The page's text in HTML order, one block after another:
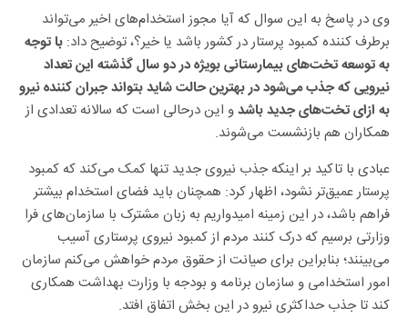
وی در پاسخ به این سوال که آیا مجوز استخدام‌های اخیر می‌تواند
برطرف کننده کمبود پرستار در کشور باشد یا خیر؟، توضیح داد: با توجه
به توسعه تخت‌های بیمارستانی بویژه در دو سال گذشته این تعداد
نیرویی که جذب می‌شود در بهترین حالت شاید بتواند جبران کننده نیرو
به ازای تخت‌های جدید باشدو این درحالی است که سالانه تعدادی از
همکاران هم بازنشست می‌شوند.
عبادی با تاکید بر اینکه جذب نیروی جدید تنها کمک می‌کند که کمبود
پرستار عمیق‌تر نشود، اظهار کرد: همچنان باید فضای استخدام بیشتر
فراهم باشد، در این زمینه امیدواریم به زبان مشترک با سازمان‌های فرا
وزارتی برسیم که درک کنند مردم از کمبود نیروی پرستاری آسیب
می‌بینند؛ بنابراین برای صیانت از حقوق مردم خواهش می‌کنم سازمان
امور استخدامی و سازمان برنامه و بودجه با وزارت بهداشت همکاری
کند تا جذب حداکثری نیرو در این بخش اتفاق افتد.